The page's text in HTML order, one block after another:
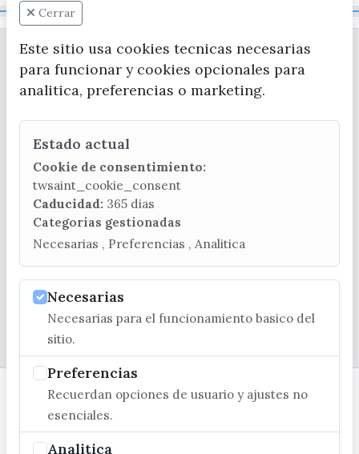
CONTACTA CON LA OFICINA DE TURISMO
(+34) 952 541 104
turismo@velezmalaga.es
C/ Poniente, 2. CP 29740 - Torre del Mar
Cerrar
Este sitio usa cookies tecnicas necesarias
para funcionar y cookies opcionales para
analitica, preferencias o marketing.
Estado actual
Cookie de consentimiento:
twsaint_cookie_consent
Caducidad: 365 dias
Categorias gestionadas
Necesarias , Preferencias , Analitica
Necesarias
Necesarias para el funcionamiento basico del
sitio.
Preferencias
Recuerdan opciones de usuario y ajustes no
esenciales.
Analitica